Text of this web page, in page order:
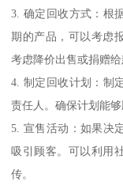
3. 确定回收方式：根
期的产品，可以考虑
考虑降价出售或捐赠给
4. 制定回收计划：制
责任人。确保计划能
5. 宣售活动：如果决
吸引顾客。可以利用
传。